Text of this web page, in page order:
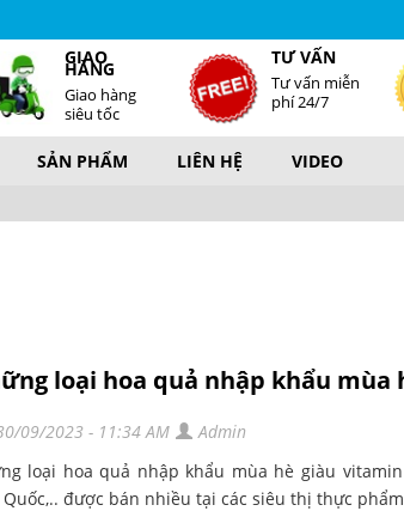
GIAO
HÀNG
Giao hàng
siêu tốc
TƯ VẤN
Tư vấn miễn
phí 24/7
SẢN PHẨM LIÊN HỆ VIDEO
loại hoa quả nhập khẩu mùa
09/2023 - 11:34 AM
Admin
loại hoa quả nhập khẩu mùa hè giàu
Quốc,.. được bán nhiều tại các siêu thị thực